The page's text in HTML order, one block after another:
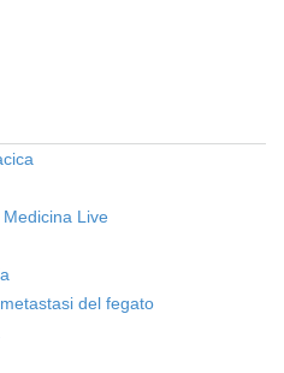
Live
del fegato